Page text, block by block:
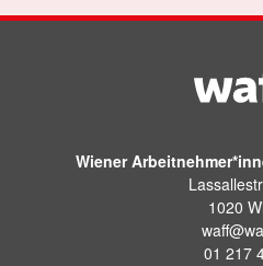
Wiener
1020
01 217